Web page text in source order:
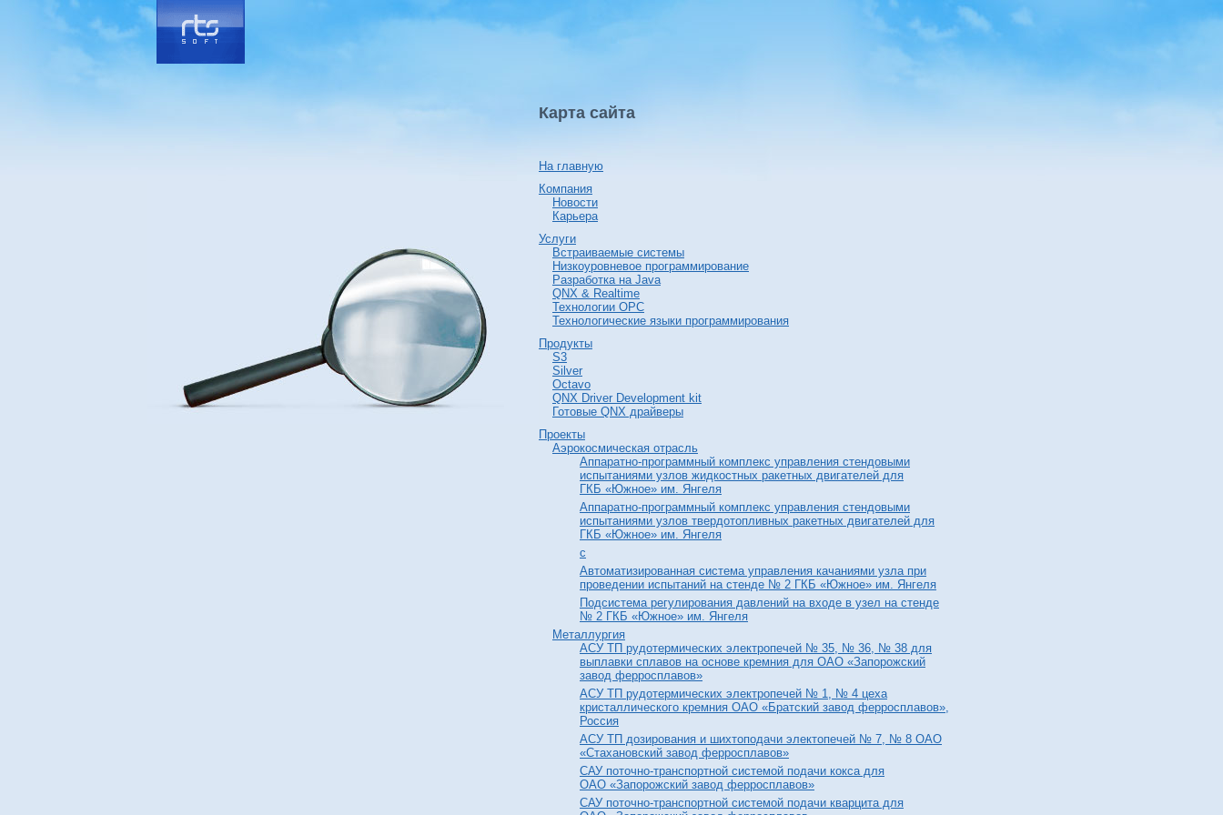
Карта сайта
На главную
Компания
Новости
Карьера
Услуги
Встраиваемые системы
Низкоуровневое программирование
Разработка на Java
QNX & Realtime
Технологии OPC
Технологические языки программирования
Продукты
S3
Silver
Octavo
QNX Driver Development kit
Готовые QNX драйверы
Проекты
Аэрокосмическая отрасль
Аппаратно-программный комплекс управления стендовыми
испытаниями узлов жидкостных ракетных двигателей для
ГКБ «Южное» им. Янгеля
Аппаратно-программный комплекс управления стендовыми
испытаниями узлов твердотопливных ракетных двигателей для
ГКБ «Южное» им. Янгеля
c
Автоматизированная система управления качаниями узла при
проведении испытаний на стенде № 2 ГКБ «Южное» им. Янгеля
Подсистема регулирования давлений на входе в узел на стенде
№ 2 ГКБ «Южное» им. Янгеля
Металлургия
АСУ ТП рудотермических электропечей № 35, № 36, № 38 для
выплавки сплавов на основе кремния для ОАО «Запорожский
завод ферросплавов»
АСУ ТП рудотермических электропечей № 1, № 4 цеха
кристаллического кремния ОАО «Братский завод ферросплавов»,
Россия
АСУ ТП дозирования и шихтоподачи электопечей № 7, № 8 ОАО
«Стахановский завод ферросплавов»
САУ поточно-транспортной системой подачи кокса для
ОАО «Запорожский завод ферросплавов»
САУ поточно-транспортной системой подачи кварцита для